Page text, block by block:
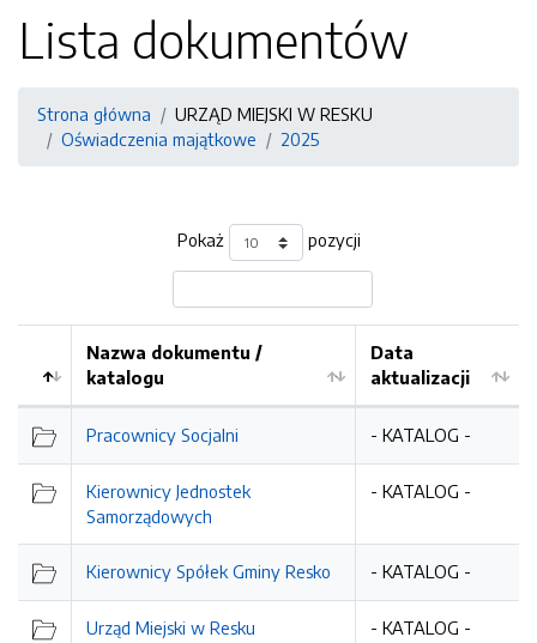
Lista dokumentów
Strona główna
URZĄD MIEJSKI W RESKU
Oświadczenia majątkowe
2025
Pokaż pozycji
Nazwa dokumentu /
katalogu
Data
aktualizacji
Pracownicy Socjalni - KATALOG -
Kierownicy Jednostek
Samorządowych
- KATALOG -
Kierownicy Spółek Gminy Resko - KATALOG -
Urząd Miejski w Resku - KATALOG -